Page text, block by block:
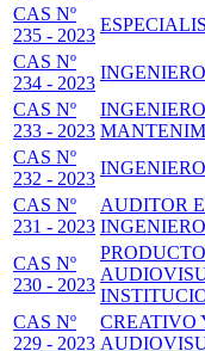
CAS Nº
235 - 2023
CAS Nº
234 - 2023
CAS Nº
233 - 2023
CAS Nº
232 - 2023
CAS Nº
231 - 2023
AUDITOR
CAS Nº
230 - 2023
CAS Nº
229 - 2023
CREATIVO